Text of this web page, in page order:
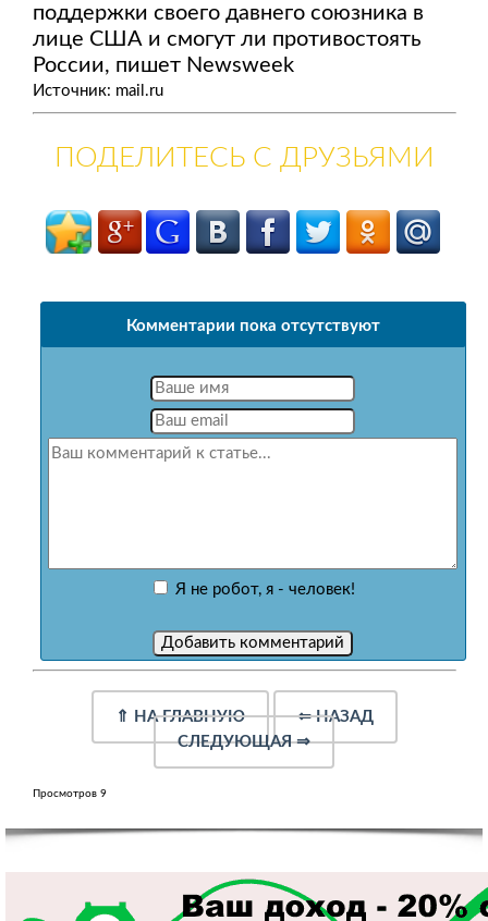
поддержки своего давнего союзника в
лице США и смогут ли противостоять
России, пишет Newsweek
Источник: mail.ru
ПОДЕЛИТЕСЬ С ДРУЗЬЯМИ
Комментарии пока отсутствуют
Я не робот, я - человек!
⇑ НА ГЛАВНУЮ ⇐НАЗАД
СЛЕДУЮЩАЯ⇒
Просмотров 9